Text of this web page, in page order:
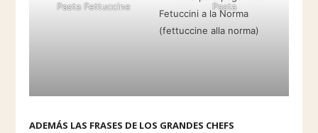
Pasta Fettuccine Pasta
ADEMÁS LAS FRASES DE LOS GRANDES CHEFS